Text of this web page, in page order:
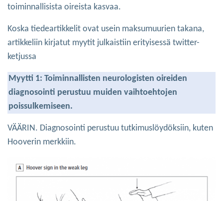
toiminnallisista oireista kasvaa.
Koska tiedeartikkelit ovat usein maksumuurien takana,
artikkeliin kirjatut myytit julkaistiin erityisessä twitter-
ketjussa
Myytti 1: Toiminnallisten neurologisten oireiden
diagnosointi perustuu muiden vaihtoehtojen
poissulkemiseen.
VÄÄRIN. Diagnosointi perustuu tutkimuslöydöksiin, kuten
Hooverin merkkiin.